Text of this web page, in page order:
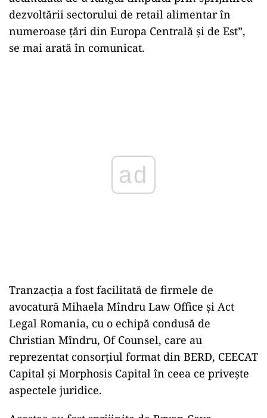
dezvoltării sectorului de retail alimentar în
numeroase ţări din Europa Centrală şi de Est”,
se mai arată în comunicat.
ad
Tranzacţia a fost facilitată de firmele de
avocatură Mihaela Mîndru Law Office şi Act
Legal Romania, cu o echipă condusă de
Christian Mîndru, Of Counsel, care au
reprezentat consorţiul format din BERD, CEECAT
Capital şi Morphosis Capital în ceea ce priveşte
aspectele juridice.